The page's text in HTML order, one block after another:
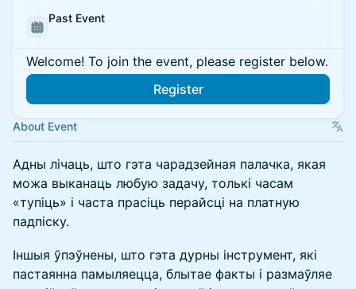
Past Event
Welcome! To join the event, please register below.
Register
About Event
Адны лічаць, што гэта чарадзейная палачка, якая
можа выканаць любую задачу, толькі часам
«тупіць» і часта прасіць перайсці на платную
падпіску.
Іншыя ўпэўнены, што гэта дурны інструмент, які
пастаянна памыляецца, блытае факты і размаўляе